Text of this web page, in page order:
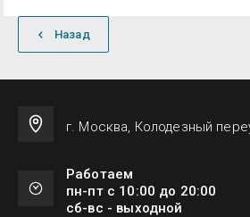
Назад
г. Москва, Колодезный
Работаем
пн-пт с 10:00 до 20:00
сб-вс - выходной